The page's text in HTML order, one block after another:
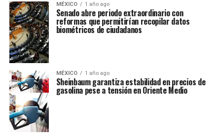
MÉXICO 1 año ago
Senado abre periodo extraordinario con
reformas que permitirían recopilar datos
biométricos de ciudadanos
MÉXICO 1 año ago
Sheinbaum garantiza estabilidad en precios de
gasolina pese a tensión en Oriente Medio